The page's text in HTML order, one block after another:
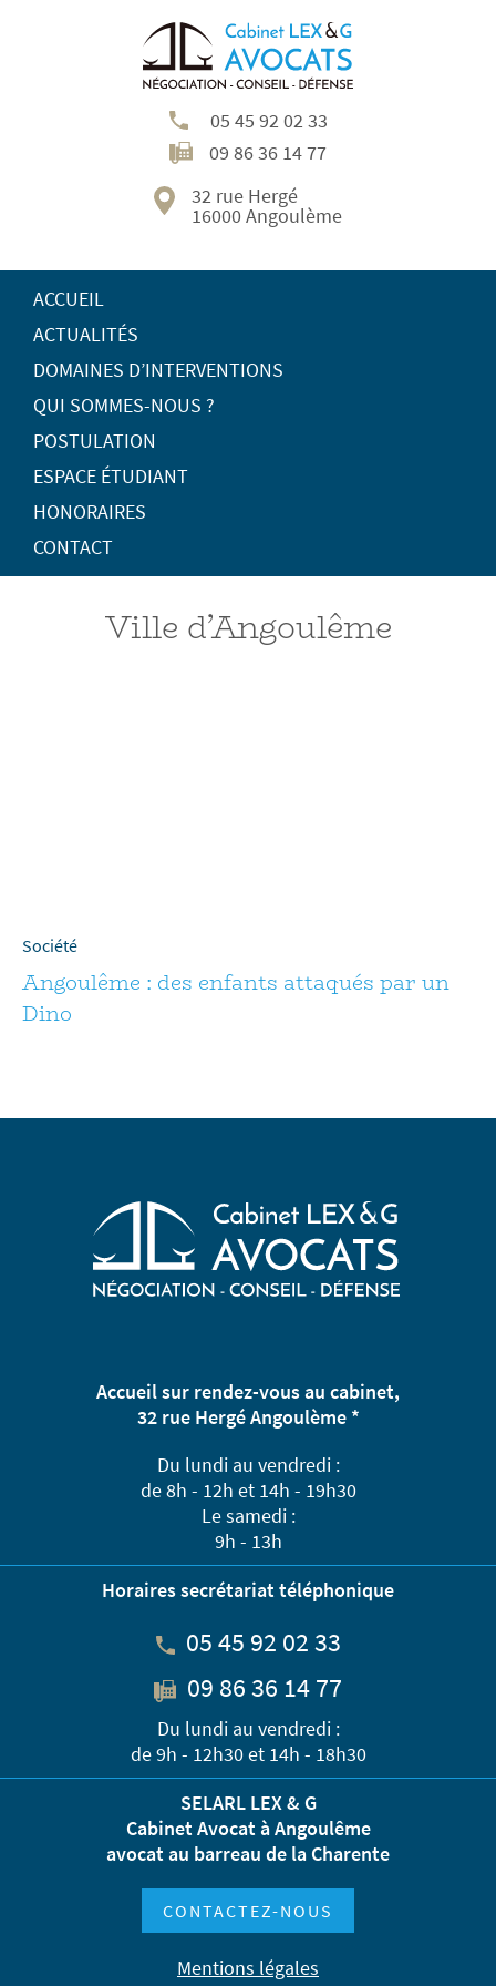
05 45 92 02 33
09 86 36 14 77
32 rue Hergé
16000 Angoulème
ACCUEIL
ACTUALITÉS
DOMAINES D’INTERVENTIONS
QUI SOMMES-NOUS ?
POSTULATION
ESPACE ÉTUDIANT
HONORAIRES
CONTACT
Ville d’Angoulême
Société
Angoulême : des enfants attaqués par un
Dino
Accueil sur rendez-vous au cabinet,
32 rue Hergé Angoulème *
Du lundi au vendredi :
de 8h - 12h et 14h - 19h30
Le samedi :
9h - 13h
Horaires secrétariat téléphonique
05 45 92 02 33
09 86 36 14 77
Du lundi au vendredi :
de 9h - 12h30 et 14h - 18h30
SELARL LEX & G
Cabinet Avocat à Angoulême
avocat au barreau de la Charente
CONTACTEZ-NOUS
Mentions légales